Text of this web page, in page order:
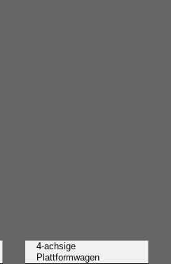
4-achsige
Plattformwagen